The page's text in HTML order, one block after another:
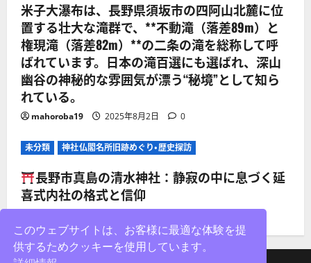
米子大瀑布は、長野県須坂市の四阿山北麓に位
置する壮大な滝群で、**不動滝（落差89m）と
権現滝（落差82m）**の二条の滝を総称して呼
ばれています。日本の滝百選にも選ばれ、深山
幽谷の神秘的な雰囲気が漂う“秘境”として知ら
れている。
mahoroba19 2025年8月2日 0
未分類 神社仏閣名所旧跡めぐり・歴史探訪
長野市真島の清水神社：静寂の中に息づく延
喜式内社の格式と信仰
このウェブサイトは、お客様に最適な体験を提
供するためクッキーを使用しています。